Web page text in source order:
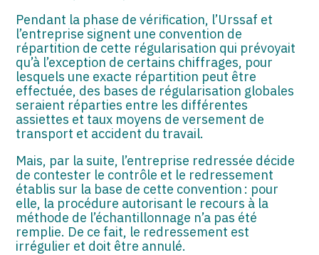
Pendant la phase de vérification, l’Urssaf et
l’entreprise signent une convention de
répartition de cette régularisation qui prévoyait
qu’à l’exception de certains chiffrages, pour
lesquels une exacte répartition peut être
effectuée, des bases de régularisation globales
seraient réparties entre les différentes
assiettes et taux moyens de versement de
transport et accident du travail.
Mais, par la suite, l’entreprise redressée décide
de contester le contrôle et le redressement
établis sur la base de cette convention : pour
elle, la procédure autorisant le recours à la
méthode de l’échantillonnage n’a pas été
remplie. De ce fait, le redressement est
irrégulier et doit être annulé.